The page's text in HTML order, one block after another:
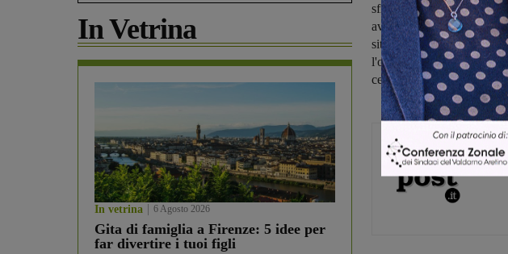
In Vetrina
In vetrina 6 Agosto 2026
Gita di famiglia a Firenze: 5 idee per
far divertire i tuoi figli
sfruttare il conforto offerto
avversarie. Le
situazione di classifica
l'obbligo di provarci
cercando così di mettere